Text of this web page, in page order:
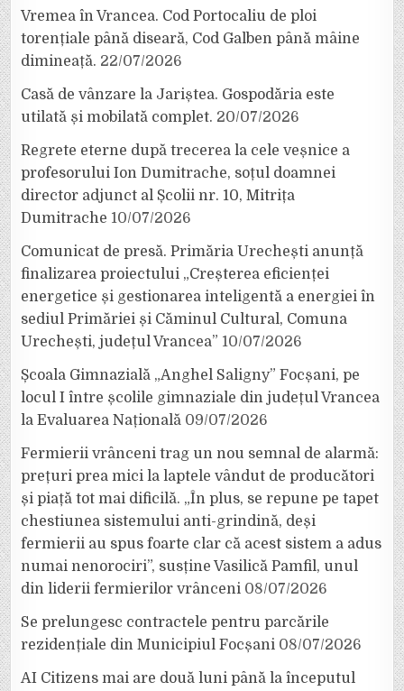
Vremea în Vrancea. Cod Portocaliu de ploi
torențiale până diseară, Cod Galben până mâine
dimineață. 22/07/2026
Casă de vânzare la Jariștea. Gospodăria este
utilată și mobilată complet. 20/07/2026
Regrete eterne după trecerea la cele veșnice a
profesorului Ion Dumitrache, soțul doamnei
director adjunct al Școlii nr. 10, Mitrița
Dumitrache 10/07/2026
Comunicat de presă. Primăria Urechești anunță
finalizarea proiectului „Creșterea eficienței
energetice și gestionarea inteligentă a energiei în
sediul Primăriei și Căminul Cultural, Comuna
Urechești, județul Vrancea” 10/07/2026
Școala Gimnazială „Anghel Saligny” Focșani, pe
locul I între școlile gimnaziale din județul Vrancea
la Evaluarea Națională 09/07/2026
Fermierii vrânceni trag un nou semnal de alarmă:
prețuri prea mici la laptele vândut de producători
și piață tot mai dificilă. „În plus, se repune pe tapet
chestiunea sistemului anti-grindină, deși
fermierii au spus foarte clar că acest sistem a adus
numai nenorociri”, susține Vasilică Pamfil, unul
din liderii fermierilor vrânceni 08/07/2026
Se prelungesc contractele pentru parcările
rezidențiale din Municipiul Focșani 08/07/2026
AI Citizens mai are două luni până la începutul